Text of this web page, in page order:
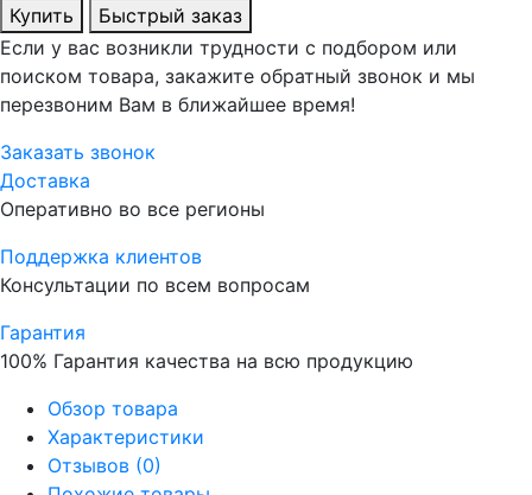
Купить
Быстрый заказ
Если у вас возникли трудности с подбором или
поиском товара, закажите обратный звонок и мы
перезвоним Вам в ближайшее время!
Заказать звонок
Доставка
Оперативно во все регионы
Поддержка клиентов
Консультации по всем вопросам
Гарантия
100% Гарантия качества на всю продукцию
Обзор товара
Характеристики
Отзывов (0)